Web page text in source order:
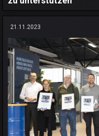
21.11.2023